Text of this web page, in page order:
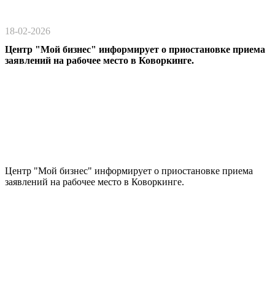
18-02-2026
Центр "Мой бизнес" информирует о приостановке приема
заявлений на рабочее место в Коворкинге.
Центр "Мой бизнес" информирует о приостановке приема
заявлений на рабочее место в Коворкинге.